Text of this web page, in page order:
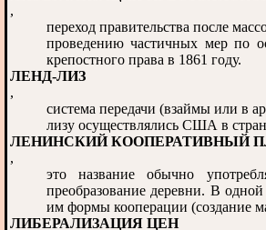
,
переход правительства после
проведению частичных мер по
крепостного права в 1861 году.
ЛЕНД-ЛИЗ
,
система передачи (взаймы или в
лизу осуществлялись США в
ЛЕНИНСКИЙ КООПЕРАТИВНЫЙ
,
это название обычно
преобразование деревни. В
им формы кооперации (создание
ЛИБЕРАЛИЗАЦИЯ ЦЕН